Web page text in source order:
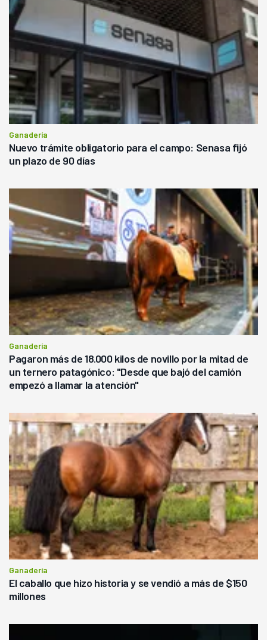
Ganadería
Nuevo trámite obligatorio para el campo: Senasa fijó
un plazo de 90 días
Ganadería
Pagaron más de 18.000 kilos de novillo por la mitad de
un ternero patagónico: "Desde que bajó del camión
empezó a llamar la atención"
Ganadería
El caballo que hizo historia y se vendió a más de $150
millones